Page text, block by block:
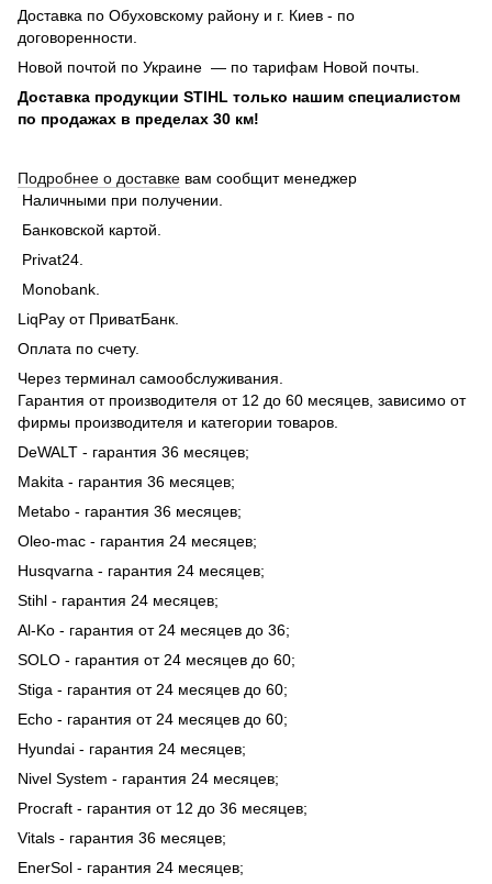
Доставка по Обуховскому району и г. Киев - по
договоренности.
Новой почтой по Украине — по тарифам Новой почты.
Доставка продукции STIHL только нашим специалистом
по продажах в пределах 30 км!
Подробнее о доставке вам сообщит менеджер
Наличными при получении.
Банковской картой.
Privat24.
Monobank.
LiqPay от ПриватБанк.
Оплата по счету.
Через терминал самообслуживания.
Гарантия от производителя от 12 до 60 месяцев, зависимо от
фирмы производителя и категории товаров.
DeWALT - гарантия 36 месяцев;
Makita - гарантия 36 месяцев;
Metabo - гарантия 36 месяцев;
Oleo-mac - гарантия 24 месяцев;
Husqvarna - гарантия 24 месяцев;
Stihl - гарантия 24 месяцев;
Al-Ko - гарантия от 24 месяцев до 36;
SOLO - гарантия от 24 месяцев до 60;
Stiga - гарантия от 24 месяцев до 60;
Echo - гарантия от 24 месяцев до 60;
Hyundai - гарантия 24 месяцев;
Nivel System - гарантия 24 месяцев;
Procraft - гарантия от 12 до 36 месяцев;
Vitals - гарантия 36 месяцев;
EnerSol - гарантия 24 месяцев;